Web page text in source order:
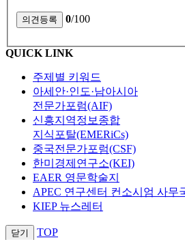
0/100
QUICK LINK
주제별 키워드
아세안·인도·남아시아
전문가포럼(AIF)
신흥지역정보종합
지식포탈(EMERiCs)
중국전문가포럼(CSF)
한미경제연구소(KEI)
EAER 영문학술지
APEC 연구센터 컨소시엄 사무
KIEP 뉴스레터
닫기 TOP